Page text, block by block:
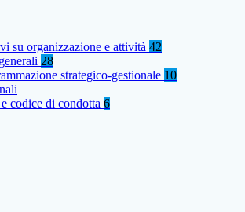
su organizzazione e attività 42
28
strategico-gestionale 10
codice di condotta 6